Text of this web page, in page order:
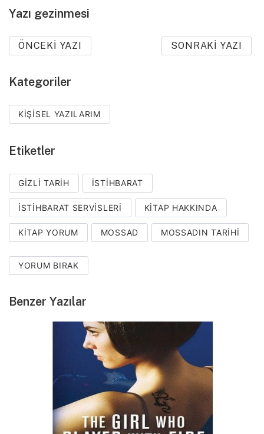
Yazı gezinmesi
ÖNCEKI YAZI SONRAKI YAZI
Kategoriler
KIŞISEL YAZILARIM
Etiketler
GIZLI TARIH ISTIHBARAT
ISTIHBARAT SERVISLERI KITAP HAKKINDA
KITAP YORUM MOSSAD MOSSADIN TARIHI
YORUM BIRAK
Benzer Yazılar